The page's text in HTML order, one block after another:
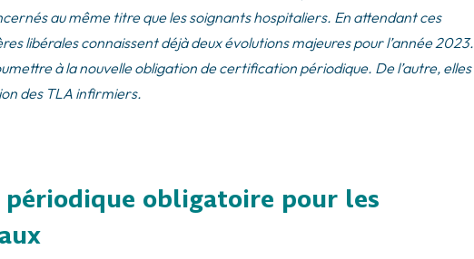
au même titre que les soignants hospitaliers. En attendant ces
libérales connaissent déjà deux évolutions majeures pour l’année 2023.
à la nouvelle obligation de certification périodique. De l’autre, elles
des TLA infirmiers.
obligatoire pour les